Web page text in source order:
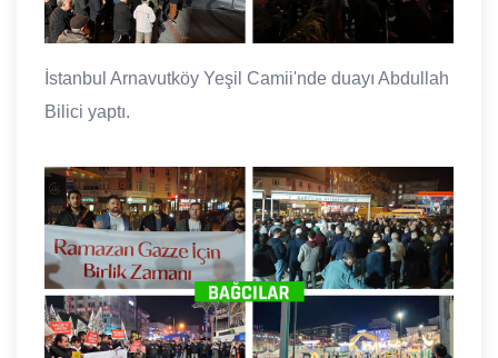
İstanbul Arnavutköy Yeşil Camii'nde duayı Abdullah
Bilici yaptı.